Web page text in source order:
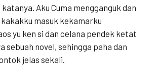
Aku Cuma mengganguk dan
masuk kekamarku
yu ken si dan celana pendek ketat
sebuah novel, sehingga paha dan
jelas sekali.